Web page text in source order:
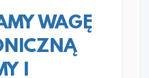
WAGĘ
I